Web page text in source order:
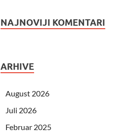
NAJNOVIJI KOMENTARI
ARHIVE
August 2026
Juli 2026
Februar 2025